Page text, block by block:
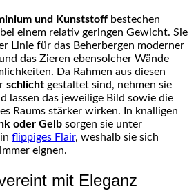
und Kunststoff bestechen
einem relativ geringen Gewicht. Sie
Linie für das Beherbergen moderner
das Zieren ebensolcher Wände
Da Rahmen aus diesen
schlicht gestaltet sind, nehmen sie
lassen das jeweilige Bild sowie die
Raums stärker wirken. In knalligen
oder Gelb sorgen sie unter
flippiges Flair, weshalb sie sich
eignen.
mit Eleganz